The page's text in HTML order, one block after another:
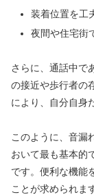
装着位置を工
夜間や住宅街
さらに、通話中で
の接近や歩行者の
により、自分自身
このように、音漏
おいて最も基本的
です。便利な機能
ことが求められま